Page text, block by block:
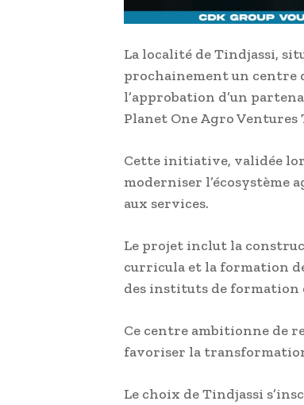
La localité de Tindjassi,
prochainement un centre
l’approbation d’un
Planet One Agro Ventures
Cette initiative, validée
moderniser l’écosystème
aux services.
Le projet inclut la
curricula et la formation
des instituts de formation
Ce centre ambitionne de
favoriser la
Le choix de Tindjassi